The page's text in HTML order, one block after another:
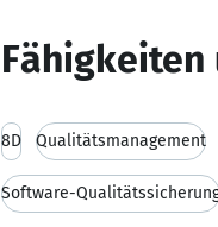
Fähigkeiten
8D Qualitätsmanagement
Software-